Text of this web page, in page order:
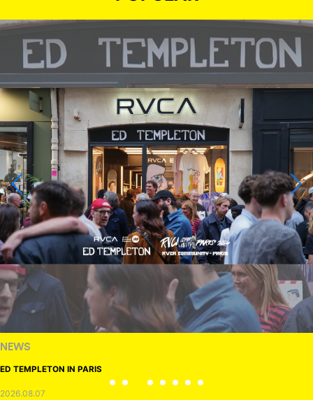
NEWS
ED TEMPLETON IN PARIS
2026.08.07